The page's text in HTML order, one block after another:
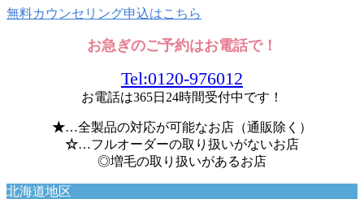
無料カウンセリング申込はこちら
お急ぎのご予約はお電話で！
Tel:0120-976012
お電話は365日24時間受付中です！
★…全製品の対応が可能なお店（通販除く）
☆…フルオーダーの取り扱いがないお店
◎増毛の取り扱いがあるお店
北海道地区